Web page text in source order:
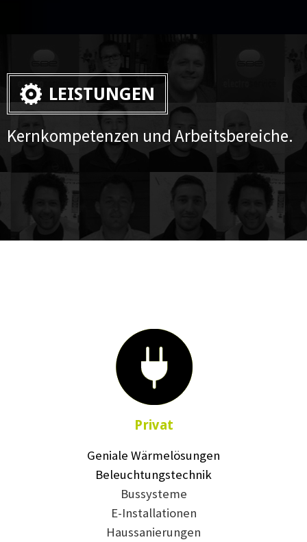
LEISTUNGEN
Kernkompetenzen und Arbeitsbereiche.
Privat
Geniale Wärmelösungen
Beleuchtungstechnik
Bussysteme
E-Installationen
Haussanierungen